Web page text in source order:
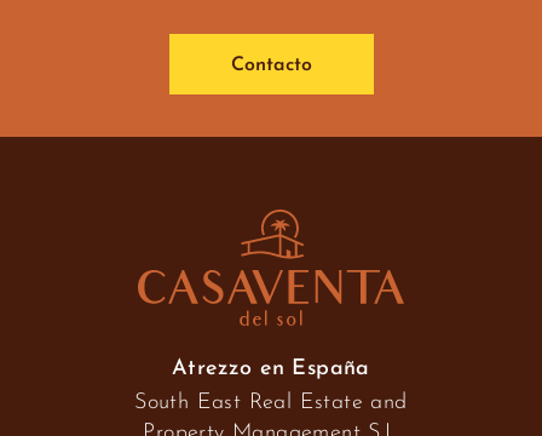
Contacto
Atrezzo en España
South East Real Estate and